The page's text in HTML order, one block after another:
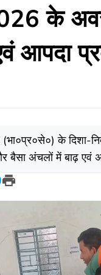
के
आपदा
(भा०प्र०से०) के
बैसा अंचलों में बाढ़ एवं
Print